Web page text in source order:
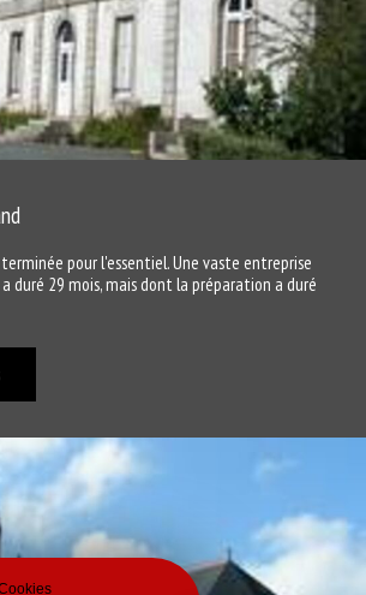
pour l'essentiel. Une vaste entreprise
duré 29 mois, mais dont la préparation a duré